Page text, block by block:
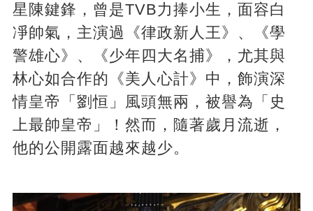
星陳鍵鋒，曾是TVB力捧小生，面容白
凈帥氣，主演過《律政新人王》、《學
警雄心》、《少年四大名捕》，尤其與
林心如合作的《美人心計》中，飾演深
情皇帝「劉恒」風頭無兩，被譽為「史
上最帥皇帝」！然而，隨著歲月流逝，
他的公開露面越來越少。